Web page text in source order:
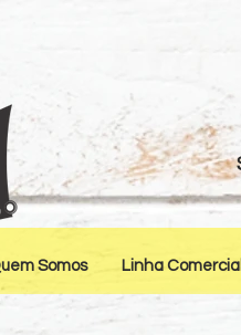
Somos Linha Comercial